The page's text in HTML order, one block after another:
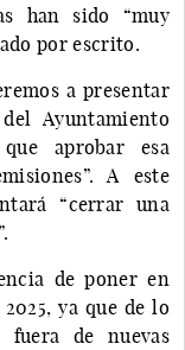
han sido “muy
por escrito.
a presentar
Ayuntamiento
aprobar esa
A este
“cerrar una
de poner en
ya que de lo
fuera de nuevas